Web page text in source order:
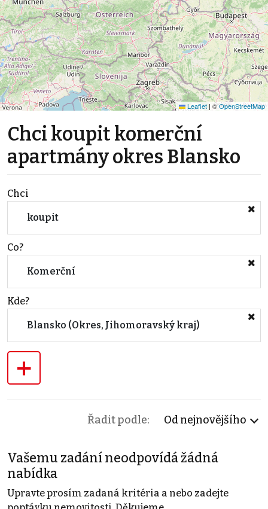
Leaflet | ©OpenStreetMap
Chci koupit komerční
apartmány okres Blansko
Chci
koupit
Co?
Komerční
Kde?
Blansko (Okres, Jihomoravský kraj)
+
Řadit podle: Od nejnovějšího
Vašemu zadání neodpovídá žádná
nabídka
Upravte prosím zadaná kritéria a nebo zadejte